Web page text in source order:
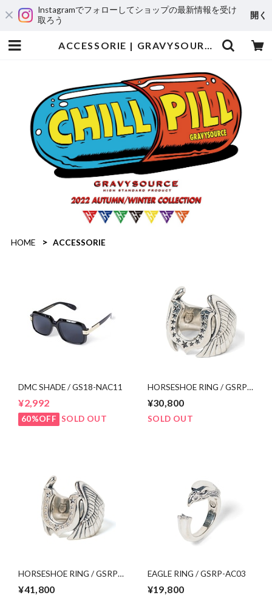
Instagramでフォローしてショップの最新情報を受け
取ろう
開く
ACCESSORIE | GRAVYSOURCE
HOME ACCESSORIE
DMC SHADE / GS18-NAC11
¥2,992
60%OFF SOLD OUT
HORSESHOE RING / GSRP-
¥30,800
SOLD OUT
HORSESHOE RING / GSRP-
¥41,800
EAGLE RING / GSRP-AC03
¥19,800